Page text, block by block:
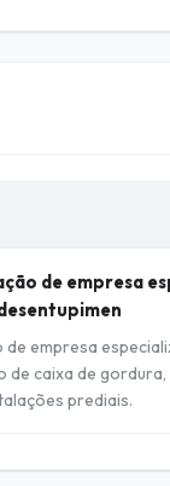
de empresa
de empresa
de caixa de
prediais.